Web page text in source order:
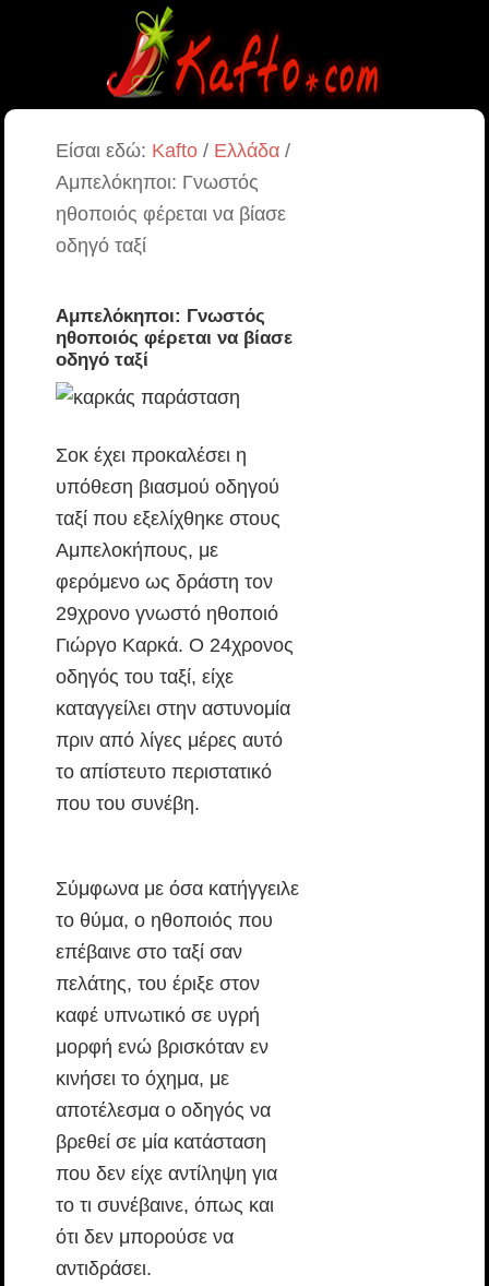
Είσαι εδώ: Kafto/ Ελλάδα/
Αμπελόκηποι: Γνωστός
ηθοποιός φέρεται να βίασε
οδηγό ταξί
Αμπελόκηποι: Γνωστός
ηθοποιός φέρεται να βίασε
οδηγό ταξί
Σοκ έχει προκαλέσει η
υπόθεση βιασμού οδηγού
ταξί που εξελίχθηκε στους
Αμπελοκήπους, με
φερόμενο ως δράστη τον
29χρονο γνωστό ηθοποιό
Γιώργο Καρκά. Ο 24χρονος
οδηγός του ταξί, είχε
καταγγείλει στην αστυνομία
πριν από λίγες μέρες αυτό
το απίστευτο περιστατικό
που του συνέβη.
Σύμφωνα με όσα κατήγγειλε
το θύμα, ο ηθοποιός που
επέβαινε στο ταξί σαν
πελάτης, του έριξε στον
καφέ υπνωτικό σε υγρή
μορφή ενώ βρισκόταν εν
κινήσει το όχημα, με
αποτέλεσμα ο οδηγός να
βρεθεί σε μία κατάσταση
που δεν είχε αντίληψη για
το τι συνέβαινε, όπως και
ότι δεν μπορούσε να
αντιδράσει.